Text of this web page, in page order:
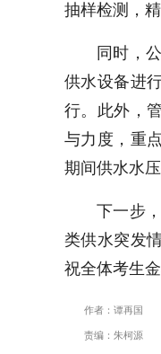
抽样检测，
同时，
供水设备进
行。此外，
与力度，重
期间供水水
下一步
类供水突发
祝全体考生
作者：谭再国
责编：朱柯源